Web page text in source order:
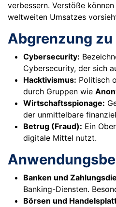
verbessern. Verstöße
weltweiten Umsatzes
Abgrenzung
Cybersecurity:
Cybersecurity, der sich
Hacktivismus: Politisch
durch Gruppen wie
Wirtschaftsspionage:
der unmittelbare
Betrug (Fraud): Ein
digitale Mittel nutzt.
Banken und
Banking-Diensten.
Börsen und